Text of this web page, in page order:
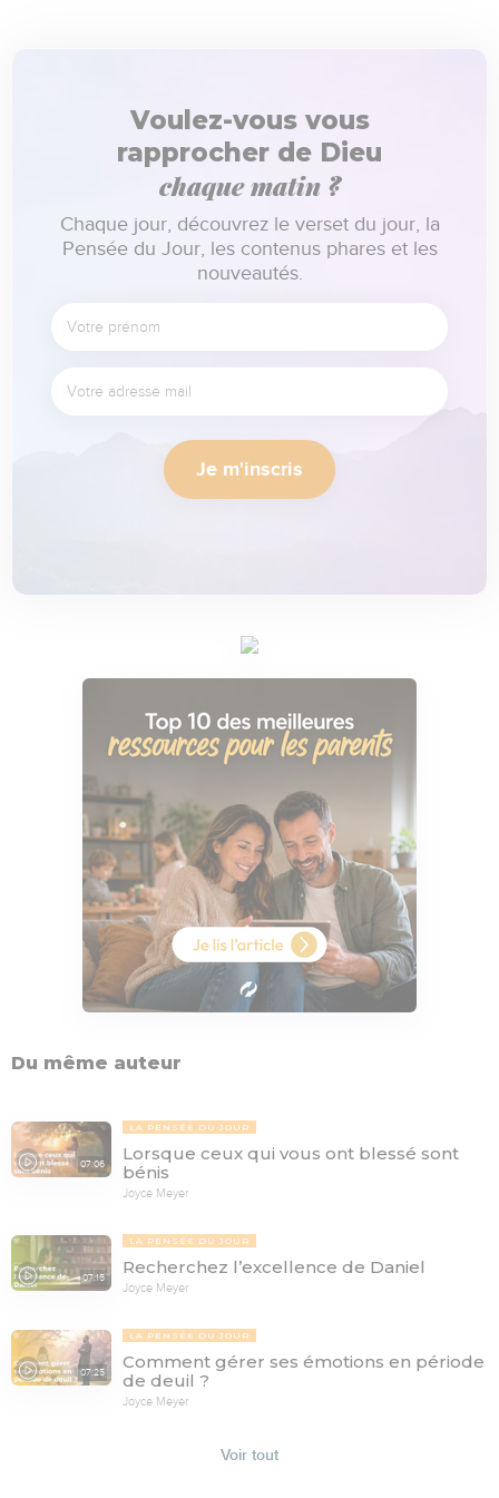
Voulez-vous vous
rapprocher de Dieu
chaque matin ?
Chaque jour, découvrez le verset du jour, la
Pensée du Jour, les contenus phares et les
nouveautés.
Je m'inscris
Du même auteur
07:06
LA PENSÉE DU JOUR
Lorsque ceux qui vous ont blessé sont
bénis
Joyce Meyer
07:15
LA PENSÉE DU JOUR
Recherchez l’excellence de Daniel
Joyce Meyer
07:25
LA PENSÉE DU JOUR
Comment gérer ses émotions en période
de deuil ?
Joyce Meyer
Voir tout